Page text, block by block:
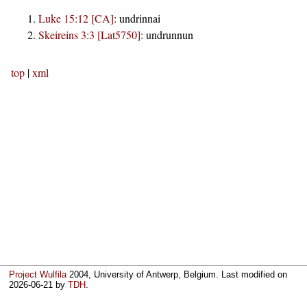
Luke 15:12 [CA]: undrinnai
Skeireins 3:3 [Lat5750]: undrunnun
top |xml
Project Wulfila2004, University of Antwerp, Belgium. Last modified on
2026-06-21 byTDH.